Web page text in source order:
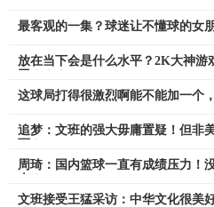
最客观的一集？球迷让不懂球的女
放在当下会是什么水平？2K大神游
这球局打得很激烈啊能不能加一个
追梦：文班的强大毋庸置疑！但非
周琦：国内篮球一直有成绩压力！
文班接受王猛采访：中华文化很美